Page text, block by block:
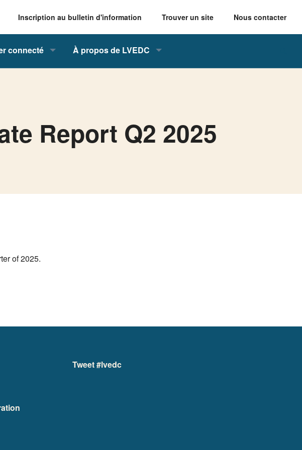
Inscription au bulletin d'information Trouver un site Nous contacter
connecté À propos de LVEDC
Report Q2 2025
of 2025.
Tweet #lvedc